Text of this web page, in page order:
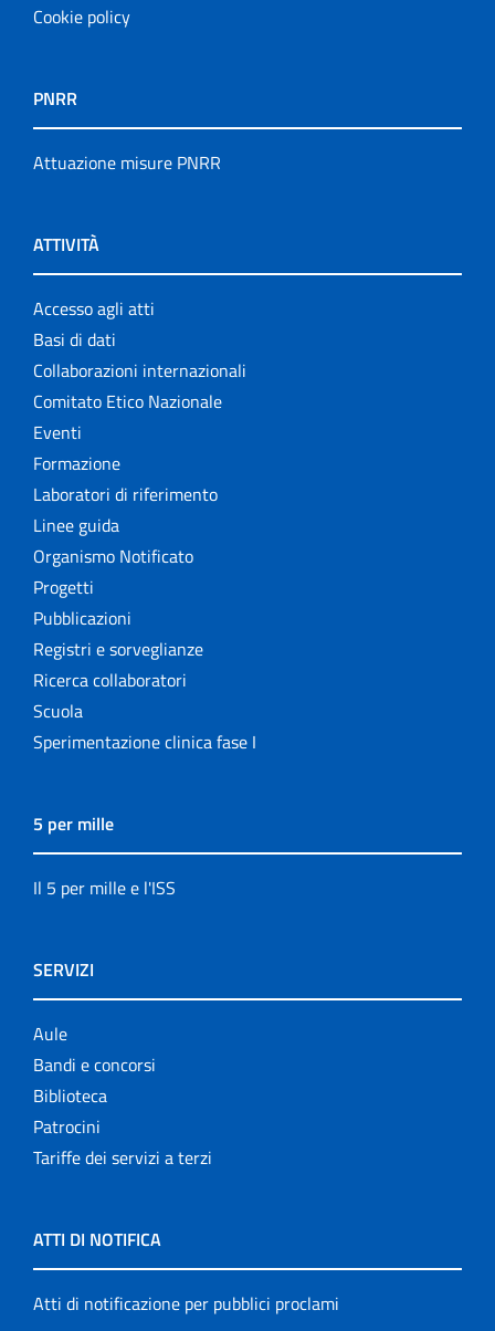
Cookie policy
PNRR
Attuazione misure PNRR
ATTIVITÀ
Accesso agli atti
Basi di dati
Collaborazioni internazionali
Comitato Etico Nazionale
Eventi
Formazione
Laboratori di riferimento
Linee guida
Organismo Notificato
Progetti
Pubblicazioni
Registri e sorveglianze
Ricerca collaboratori
Scuola
Sperimentazione clinica fase I
5 per mille
Il 5 per mille e l'ISS
SERVIZI
Aule
Bandi e concorsi
Biblioteca
Patrocini
Tariffe dei servizi a terzi
ATTI DI NOTIFICA
Atti di notificazione per pubblici proclami